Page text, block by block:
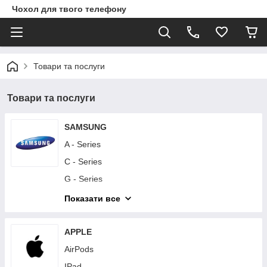
Чохол для твого телефону
Товари та послуги
Товари та послуги
SAMSUNG
A - Series
C - Series
G - Series
I - Series
M - Series
Note - Series
Показати все
APPLE
AirPods